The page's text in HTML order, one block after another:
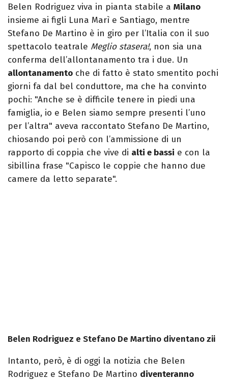
Belen Rodriguez viva in pianta stabile a Milano
insieme ai figli Luna Marì e Santiago, mentre
Stefano De Martino è in giro per l’Italia con il suo
spettacolo teatrale Meglio stasera!, non sia una
conferma dell’allontanamento tra i due. Un
allontanamento che di fatto è stato smentito pochi
giorni fa dal bel conduttore, ma che ha convinto
pochi: "Anche se è difficile tenere in piedi una
famiglia, io e Belen siamo sempre presenti l’uno
per l’altra" aveva raccontato Stefano De Martino,
chiosando poi però con l’ammissione di un
rapporto di coppia che vive di alti e bassi e con la
sibillina frase "Capisco le coppie che hanno due
camere da letto separate".
Belen Rodriguez e Stefano De Martino diventano zii
Intanto, però, è di oggi la notizia che Belen
Rodriguez e Stefano De Martino diventeranno